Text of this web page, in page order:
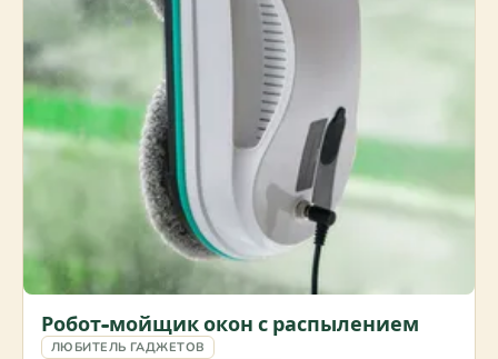
Робот-мойщик окон с распылением
ЛЮБИТЕЛЬ ГАДЖЕТОВ